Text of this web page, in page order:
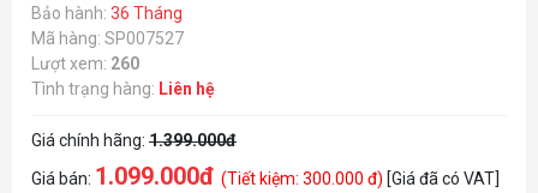
Bảo hành: 36 Tháng
Mã hàng: SP007527
Lượt xem: 260
Tình trạng hàng: Liên hệ
Giá chính hãng: 1.399.000đ
Giá bán: 1.099.000đ (Tiết kiệm: 300.000 đ) [Giá đã có VAT]